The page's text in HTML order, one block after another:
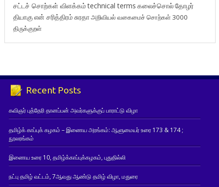
சட்டச் சொற்கள் விளக்கம்technical terms கலைச்சொல்தோழர்
தியாகுஎன் சரித்திரம்சுரதாஅறிவியல் வகைமைச் சொற்கள் 3000
திருக்குறள்
Recent Posts
கவிஞர் புத்தேரி தானப்பன் அவர்களுக்குப் பாராட்டு விழா
தமிழ்க் காப்புக் கழகம் – இணைய அரங்கம்: ஆளுமையர் உரை 173 & 174 ;
நூலரங்கம்
இணைய உரை 10, தமிழ்க்காப்புக்கழகம், புதுதில்லி
நட்பு தமிழ் வட்டம், 7ஆவது ஆண்டு தமிழ் விழா, மதுரை